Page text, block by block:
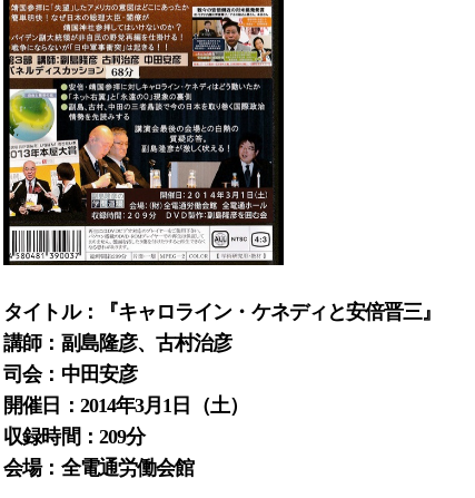
タイトル：
『キャロライン・ケネディと安倍晋三』
講師：副島隆彦、古村治彦
司会：中田安彦
開催日：2014年3月1日（土）
収録時間：209分
会場：全電通労働会館